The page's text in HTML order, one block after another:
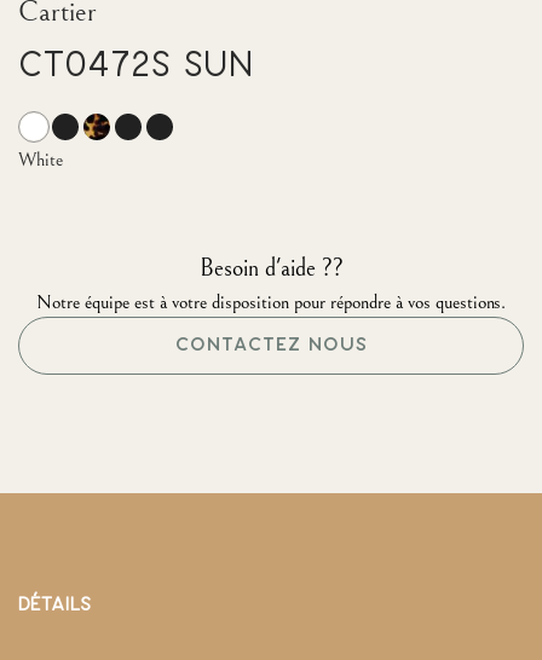
Cartier
CT0472S Sun
White
Besoin d'aide ??
Notre équipe est à votre disposition pour répondre à vos questions.
CONTACTEZ NOUS
DÉTAILS